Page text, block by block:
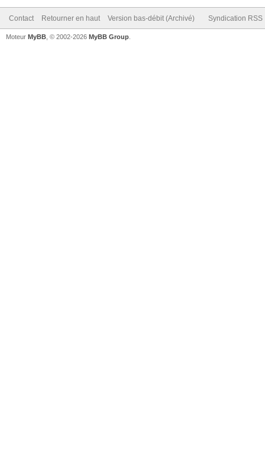
Contact Retourner en haut Version bas-débit (Archivé) Syndication RSS
Moteur MyBB , © 2002-2026 MyBB Group